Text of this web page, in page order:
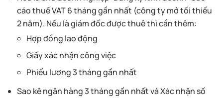
cáo thuế VAT 6 tháng gần nhất (công ty mở tối thiếu
2 năm). Nếu là giám đốc được thuê thì cần thêm:
Hợp đồng lao động
Giấy xác nhận công việc
Phiếu lương 3 tháng gần nhất
Sao kê ngân hàng 3 tháng gần nhất và Xác nhận số